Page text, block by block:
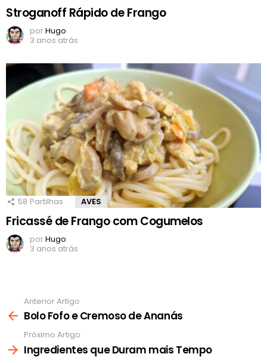
Stroganoff Rápido de Frango
porHugo
3 anos atrás
58 Partilhas AVES
Fricassé de Frango com Cogumelos
porHugo
3 anos atrás
mais
Anterior Artigo
Bolo Fofo e Cremoso de Ananás
Próximo Artigo
Ingredientes que Duram mais Tempo